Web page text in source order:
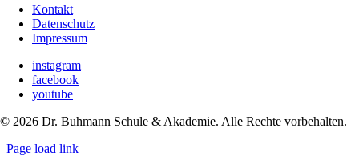
Kontakt
Datenschutz
Impressum
instagram
facebook
youtube
© 2026 Dr. Buhmann Schule & Akademie. Alle Rechte vorbehalten.
Page load link